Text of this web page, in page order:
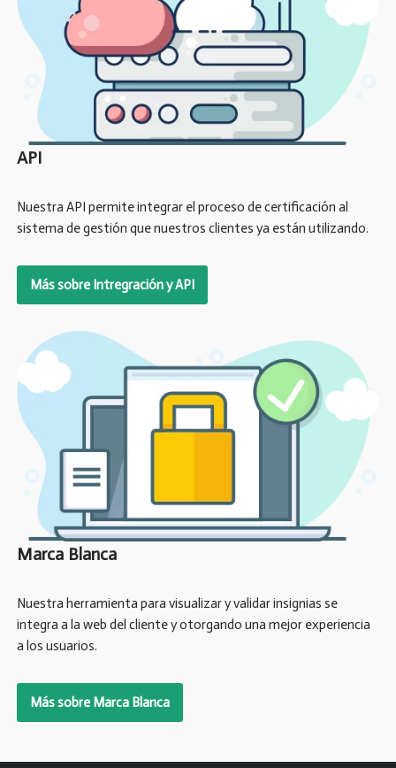
API
Nuestra API permite integrar el proceso de certificación al
sistema de gestión que nuestros clientes ya están utilizando.
Más sobre Intregración y API
Marca Blanca
Nuestra herramienta para visualizar y validar insignias se
integra a la web del cliente y otorgando una mejor experiencia
a los usuarios.
Más sobre Marca Blanca